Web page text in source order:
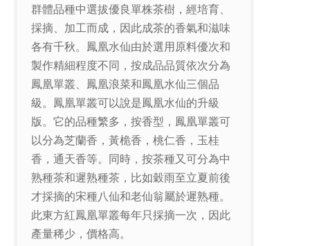
群體品種中選拔優良單株茶樹，經培育、
採摘、加工而成，因此成茶的香氣和滋味
各有千秋。鳳凰水仙由於選用原料優次和
製作精細程度不同，按成品品質依次分為
鳳凰單叢、鳳凰浪菜和鳳凰水仙三個品
級。鳳凰單叢可以說是鳳凰水仙的升級
版。它的品種繁多，按香型，鳳凰單叢可
以分為芝蘭香，黃桅香，桃仁香，玉桂
香，通天香等。同時，按茶種又可分為中
熟種茶和遲熟種茶，比如穀雨至立夏前後
才採摘的宋種八仙和老仙翁屬於遲熟種。
此東方紅鳳凰單叢每年只採摘一次，因此
產量稀少，價格高。